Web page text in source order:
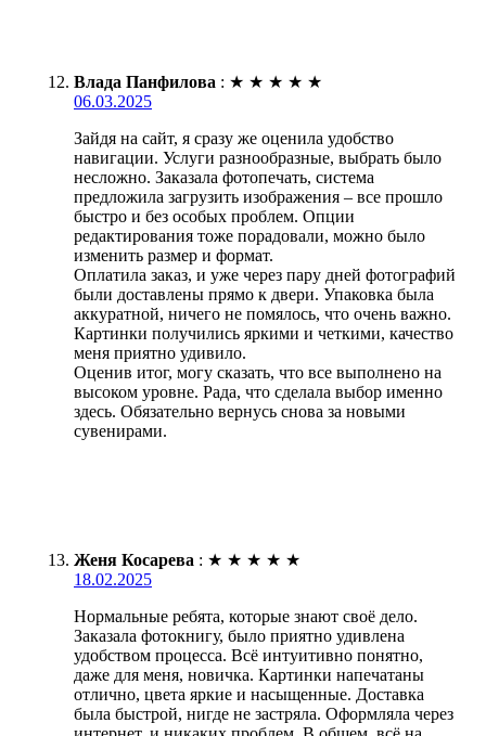
Влада Панфилова : ★ ★ ★ ★ ★
06.03.2025
Зайдя на сайт, я сразу же оценила удобство
навигации. Услуги разнообразные, выбрать было
несложно. Заказала фотопечать, система
предложила загрузить изображения – все прошло
быстро и без особых проблем. Опции
редактирования тоже порадовали, можно было
изменить размер и формат.
Оплатила заказ, и уже через пару дней фотографий
были доставлены прямо к двери. Упаковка была
аккуратной, ничего не помялось, что очень важно.
Картинки получились яркими и четкими, качество
меня приятно удивило.
Оценив итог, могу сказать, что все выполнено на
высоком уровне. Рада, что сделала выбор именно
здесь. Обязательно вернусь снова за новыми
сувенирами.
Женя Косарева : ★ ★ ★ ★ ★
18.02.2025
Нормальные ребята, которые знают своё дело.
Заказала фотокнигу, было приятно удивлена
удобством процесса. Всё интуитивно понятно,
даже для меня, новичка. Картинки напечатаны
отлично, цвета яркие и насыщенные. Доставка
была быстрой, нигде не застряла. Оформляла через